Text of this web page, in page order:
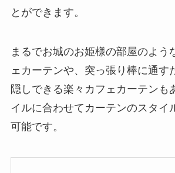
とができます。
まるでお城のお姫様の部屋のよう
ェカーテンや、突っ張り棒に通す
隠しできる楽々カフェカーテンも
イルに合わせてカーテンのスタイ
可能です。